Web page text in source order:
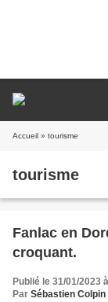
Accueil » tourisme
tourisme
Fanlac en
croquant.
Publié le 31/01/2023
Par Sébastien Colpin